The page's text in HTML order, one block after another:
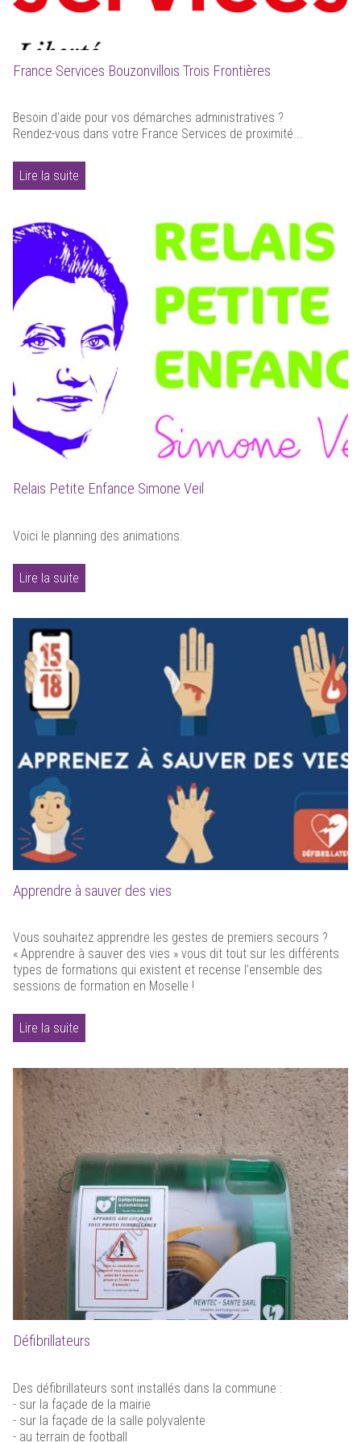
France Services Bouzonvillois Trois Frontières
Besoin d'aide pour vos démarches administratives ?
Rendez-vous dans votre France Services de proximité...
Lire la suite
Relais Petite Enfance Simone Veil
Voici le planning des animations.
Lire la suite
Apprendre à sauver des vies
Vous souhaitez apprendre les gestes de premiers secours ?
« Apprendre à sauver des vies » vous dit tout sur les différents
types de formations qui existent et recense l’ensemble des
sessions de formation en Moselle !
Lire la suite
Défibrillateurs
Des défibrillateurs sont installés dans la commune :
- sur la façade de la mairie
- sur la façade de la salle polyvalente
- au terrain de football